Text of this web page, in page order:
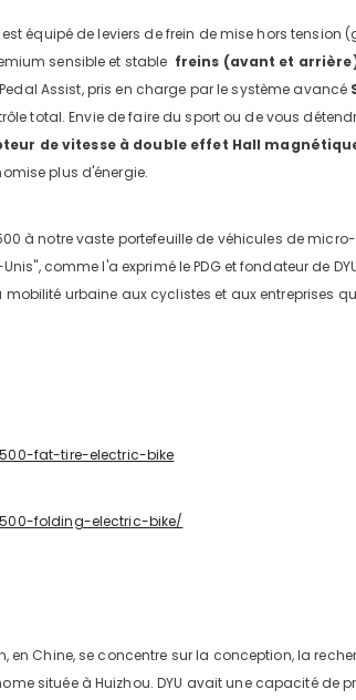
est équipé de leviers de frein de mise hors
sensible et stable freins (avant et
Assist, pris en charge par le système avancé
total. Envie de faire du sport ou de vous
de vitesse à double effet Hall
plus d'énergie.
à notre vaste portefeuille de véhicules de
comme l'a exprimé le PDG et fondateur de
urbaine aux cyclistes et aux entreprises
fat-tire-electric-bike
folding-electric-bike/
en Chine, se concentre sur la conception, la
située à Huizhou. DYU avait une capacité de